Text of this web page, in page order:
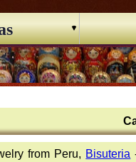
from Peru, Bisuteria